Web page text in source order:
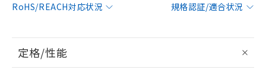
RoHS/REACH対応状況
規格認証/適合状況
定格/性能